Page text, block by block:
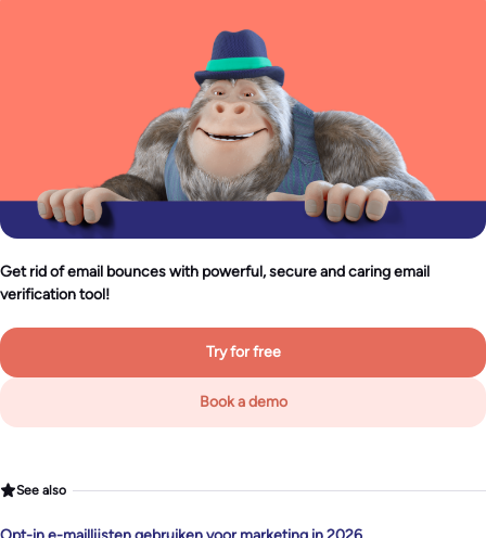
Get rid of email bounces with powerful, secure and caring email
verification tool!
Try for free
Book a demo
See also